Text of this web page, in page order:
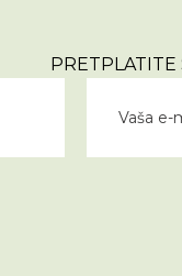
PRETPLATITE